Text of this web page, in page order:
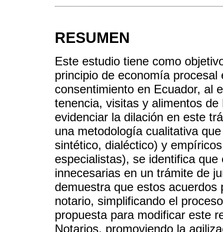
RESUMEN
Este estudio tiene como
principio de economía
consentimiento en Ecuador, al
tenencia, visitas y alimentos
evidenciar la dilación en este
una metodología cualitativa
sintético, dialéctico) y
especialistas), se identifica
innecesarias en un trámite de
demuestra que estos
notario, simplificando el
propuesta para modificar este
Notarios, promoviendo la